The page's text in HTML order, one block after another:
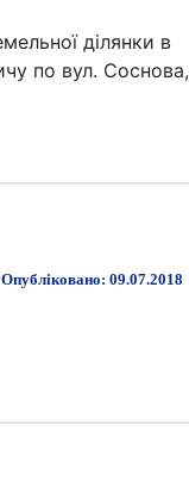
ділянки в
по вул. Соснова,
Опубліковано: 09.07.2018